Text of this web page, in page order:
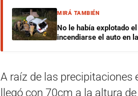
MIRÁ TAMBIÉN
No le había explotado
incendiarse el auto en
A raíz de las precipitaciones
llegó con 70cm a la altura